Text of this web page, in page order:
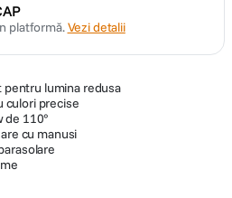
platformă.Vezi detalii
pentru lumina redusa
culori precise
de 110°
cu manusi